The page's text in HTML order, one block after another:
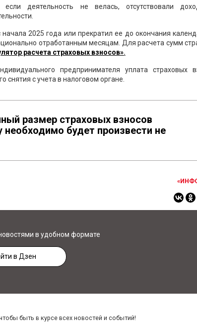
деятельность не велась, отсутствовали
2025 года или прекратил ее до окончания
отработанным месяцам. Для расчета сумм
расчета страховых взносов».
предпринимателя уплата страховых
снятия с учета в налоговом органе.
размер страховых взносов
необходимо будет произвести не
в удобном формате
в Дзен
быть в курсе всех новостей и событий!